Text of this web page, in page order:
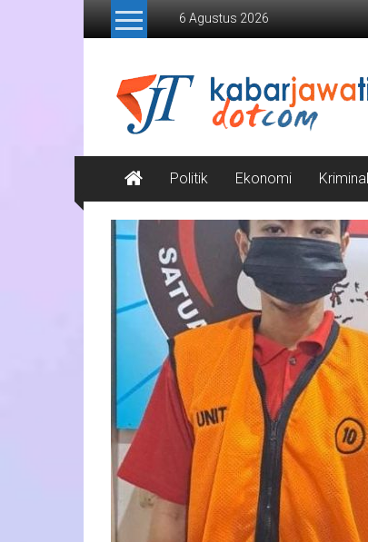
Lompat
6 Agustus 2026
Kabar
Jawa
Timur
Media
Online
Jawa
Timur
Politik Ekonomi Kriminal